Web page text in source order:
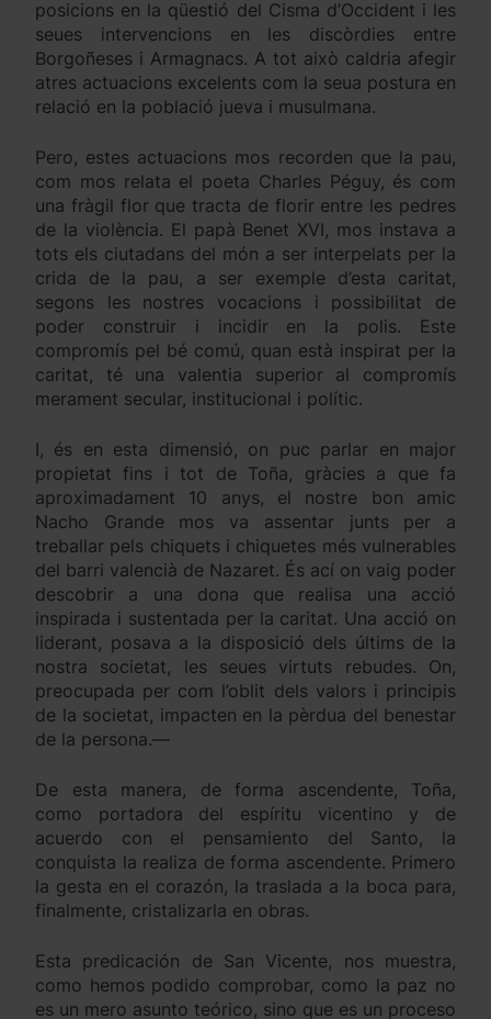
posicions en la qüestió del Cisma d’Occident i les
seues intervencions en les discòrdies entre
Borgoñeses i Armagnacs. A tot això caldria afegir
atres actuacions excelents com la seua postura en
relació en la població jueva i musulmana.
Pero, estes actuacions mos recorden que la pau,
com mos relata el poeta Charles Péguy, és com
una fràgil flor que tracta de florir entre les pedres
de la violència. El papà Benet XVI, mos instava a
tots els ciutadans del món a ser interpelats per la
crida de la pau, a ser exemple d’esta caritat,
segons les nostres vocacions i possibilitat de
poder construir i incidir en la polis. Este
compromís pel bé comú, quan està inspirat per la
caritat, té una valentia superior al compromís
merament secular, institucional i polític.
I, és en esta dimensió, on puc parlar en major
propietat fins i tot de Toña, gràcies a que fa
aproximadament 10 anys, el nostre bon amic
Nacho Grande mos va assentar junts per a
treballar pels chiquets i chiquetes més vulnerables
del barri valencià de Nazaret. És ací on vaig poder
descobrir a una dona que realisa una acció
inspirada i sustentada per la caritat. Una acció on
liderant, posava a la disposició dels últims de la
nostra societat, les seues virtuts rebudes. On,
preocupada per com l’oblit dels valors i principis
de la societat, impacten en la pèrdua del benestar
de la persona.—
De esta manera, de forma ascendente, Toña,
como portadora del espíritu vicentino y de
acuerdo con el pensamiento del Santo, la
conquista la realiza de forma ascendente. Primero
la gesta en el corazón, la traslada a la boca para,
finalmente, cristalizarla en obras.
Esta predicación de San Vicente, nos muestra,
como hemos podido comprobar, como la paz no
es un mero asunto teórico, sino que es un proceso